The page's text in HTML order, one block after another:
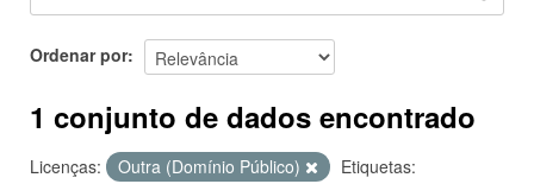
Ordenar por
1 conjunto de dados encontrado
Licenças: Outra (Domínio Público)
Etiquetas: